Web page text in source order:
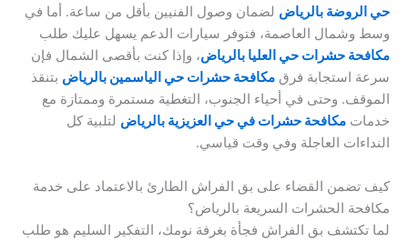
حي الروضة بالرياض لضمان وصول الفنيين بأقل من ساعة. أما في
وسط وشمال العاصمة، فتوفر سيارات الدعم يسهل عليك طلب
مكافحة حشرات حي العليا بالرياض، وإذا كنت بأقصى الشمال فإن
سرعة استجابة فرق مكافحة حشرات حي الياسمين بالرياض بتنقذ
الموقف. وحتى في أحياء الجنوب، التغطية مستمرة وممتازة مع
خدمات مكافحة حشرات في حي العزيزية بالرياض لتلبية كل
النداءات العاجلة وفي وقت قياسي.
كيف تضمن القضاء على بق الفراش الطارئ بالاعتماد على خدمة
مكافحة الحشرات السريعة بالرياض؟
لما تكتشف بق الفراش فجأة بغرفة نومك، التفكير السليم هو طلب